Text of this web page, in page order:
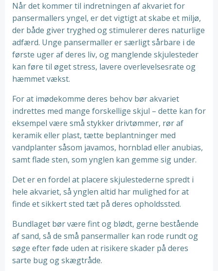
Når det kommer til indretningen af akvariet for
pansermallers yngel, er det vigtigt at skabe et miljø,
der både giver tryghed og stimulerer deres naturlige
adfærd. Unge pansermaller er særligt sårbare i de
første uger af deres liv, og manglende skjulesteder
kan føre til øget stress, lavere overlevelsesrate og
hæmmet vækst.
For at imødekomme deres behov bør akvariet
indrettes med mange forskellige skjul – dette kan for
eksempel være små stykker drivtømmer, rør af
keramik eller plast, tætte beplantninger med
vandplanter såsom javamos, hornblad eller anubias,
samt flade sten, som ynglen kan gemme sig under.
Det er en fordel at placere skjulestederne spredt i
hele akvariet, så ynglen altid har mulighed for at
finde et sikkert sted tæt på deres opholdssted.
Bundlaget bør være fint og blødt, gerne bestående
af sand, så de små pansermaller kan rode rundt og
søge efter føde uden at risikere skader på deres
sarte bug og skægtråde.